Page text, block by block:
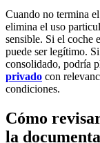
Cuando no termina
elimina el uso
sensible. Si el coche
puede ser legítimo.
consolidado, podría
privado con
condiciones.
Cómo
la